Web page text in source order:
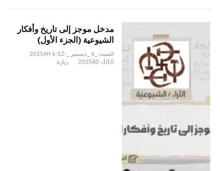
مدخل موجز إلى تاريخ وأفكار
الشيوعية (الجزء الأول)
السبت _6 _ديسمبر _2025AH 6-12-
2025AD
10 زيارة